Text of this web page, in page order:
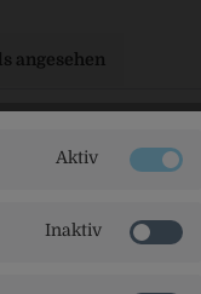
angesehen
Aktiv
Inaktiv